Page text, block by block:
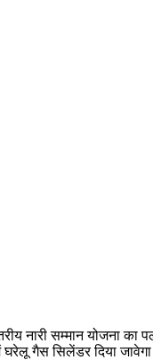
नारी सम्मान योजना
गैस सिलेंडर दिया